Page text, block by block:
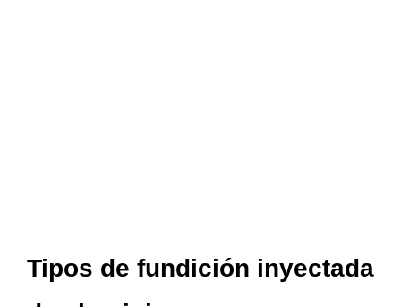
Tipos de fundición inyectada